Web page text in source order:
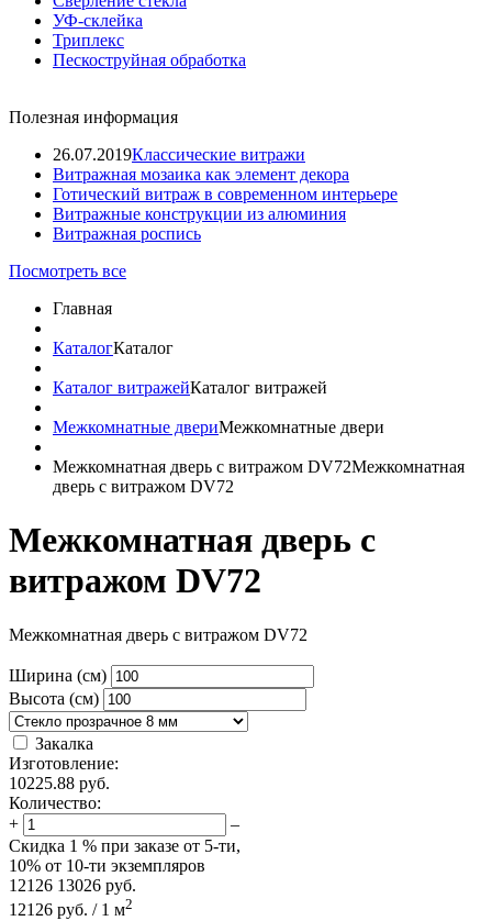
УФ-склейка
Триплекс
Пескоструйная обработка
Полезная информация
26.07.2019Классические витражи
Витражная мозаика как элемент декора
Готический витраж в современном интерьере
Витражные конструкции из алюминия
Витражная роспись
Посмотреть все
Главная
КаталогКаталог
Каталог витражейКаталог витражей
Межкомнатные двериМежкомнатные двери
Межкомнатная дверь с витражом DV72Межкомнатная
дверь с витражом DV72
Межкомнатная дверь с
витражом DV72
Межкомнатная дверь с витражом DV72
Ширина (см)
Высота (см)
Закалка
Изготовление:
10225.88 руб.
Количество:
+
–
Скидка 1 % при заказе от 5-ти,
10% от 10-ти экземпляров
12126 13026 руб.
12126 руб. / 1 м2